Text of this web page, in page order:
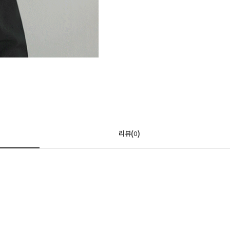
리뷰(0)